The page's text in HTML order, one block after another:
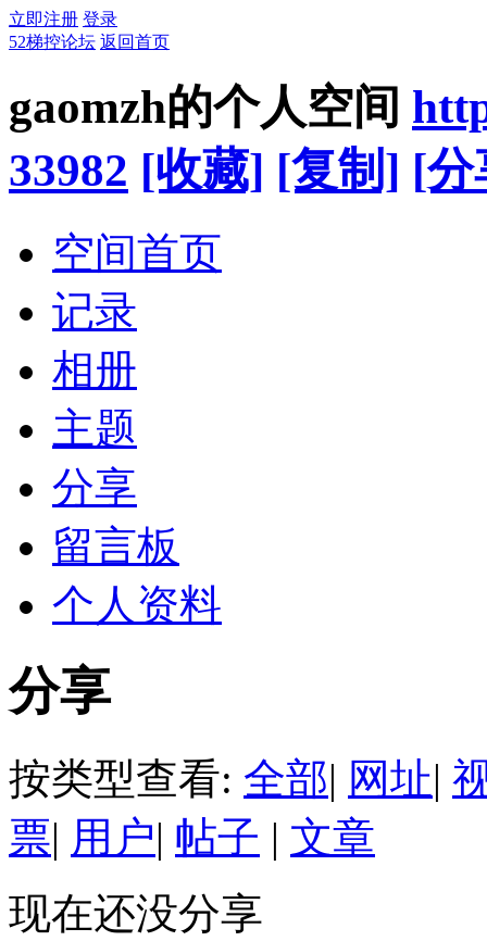
立即注册 登录
52梯控论坛 返回首页
gaomzh的个人空间
33982 [收藏] [复制] [分
空间首页
记录
相册
主题
分享
留言板
个人资料
分享
按类型查看: 全部| 网址|
票| 用户| 帖子 | 文章
现在还没分享